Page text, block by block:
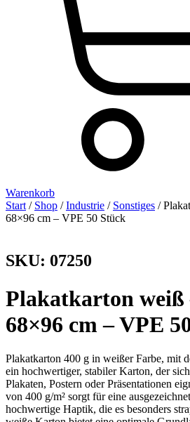
Warenkorb
Start / Shop /Industrie / Sonstiges /
68×96 cm – VPE 50 Stück
SKU: 07250
Plakatkarton weiß
68×96 cm – VPE
Plakatkarton 400 g in weißer Farbe, mit
ein hochwertiger, stabiler Karton, der
Plakaten, Postern oder Präsentationen
von 400 g/m² sorgt für eine
hochwertige Haptik, die es besonders